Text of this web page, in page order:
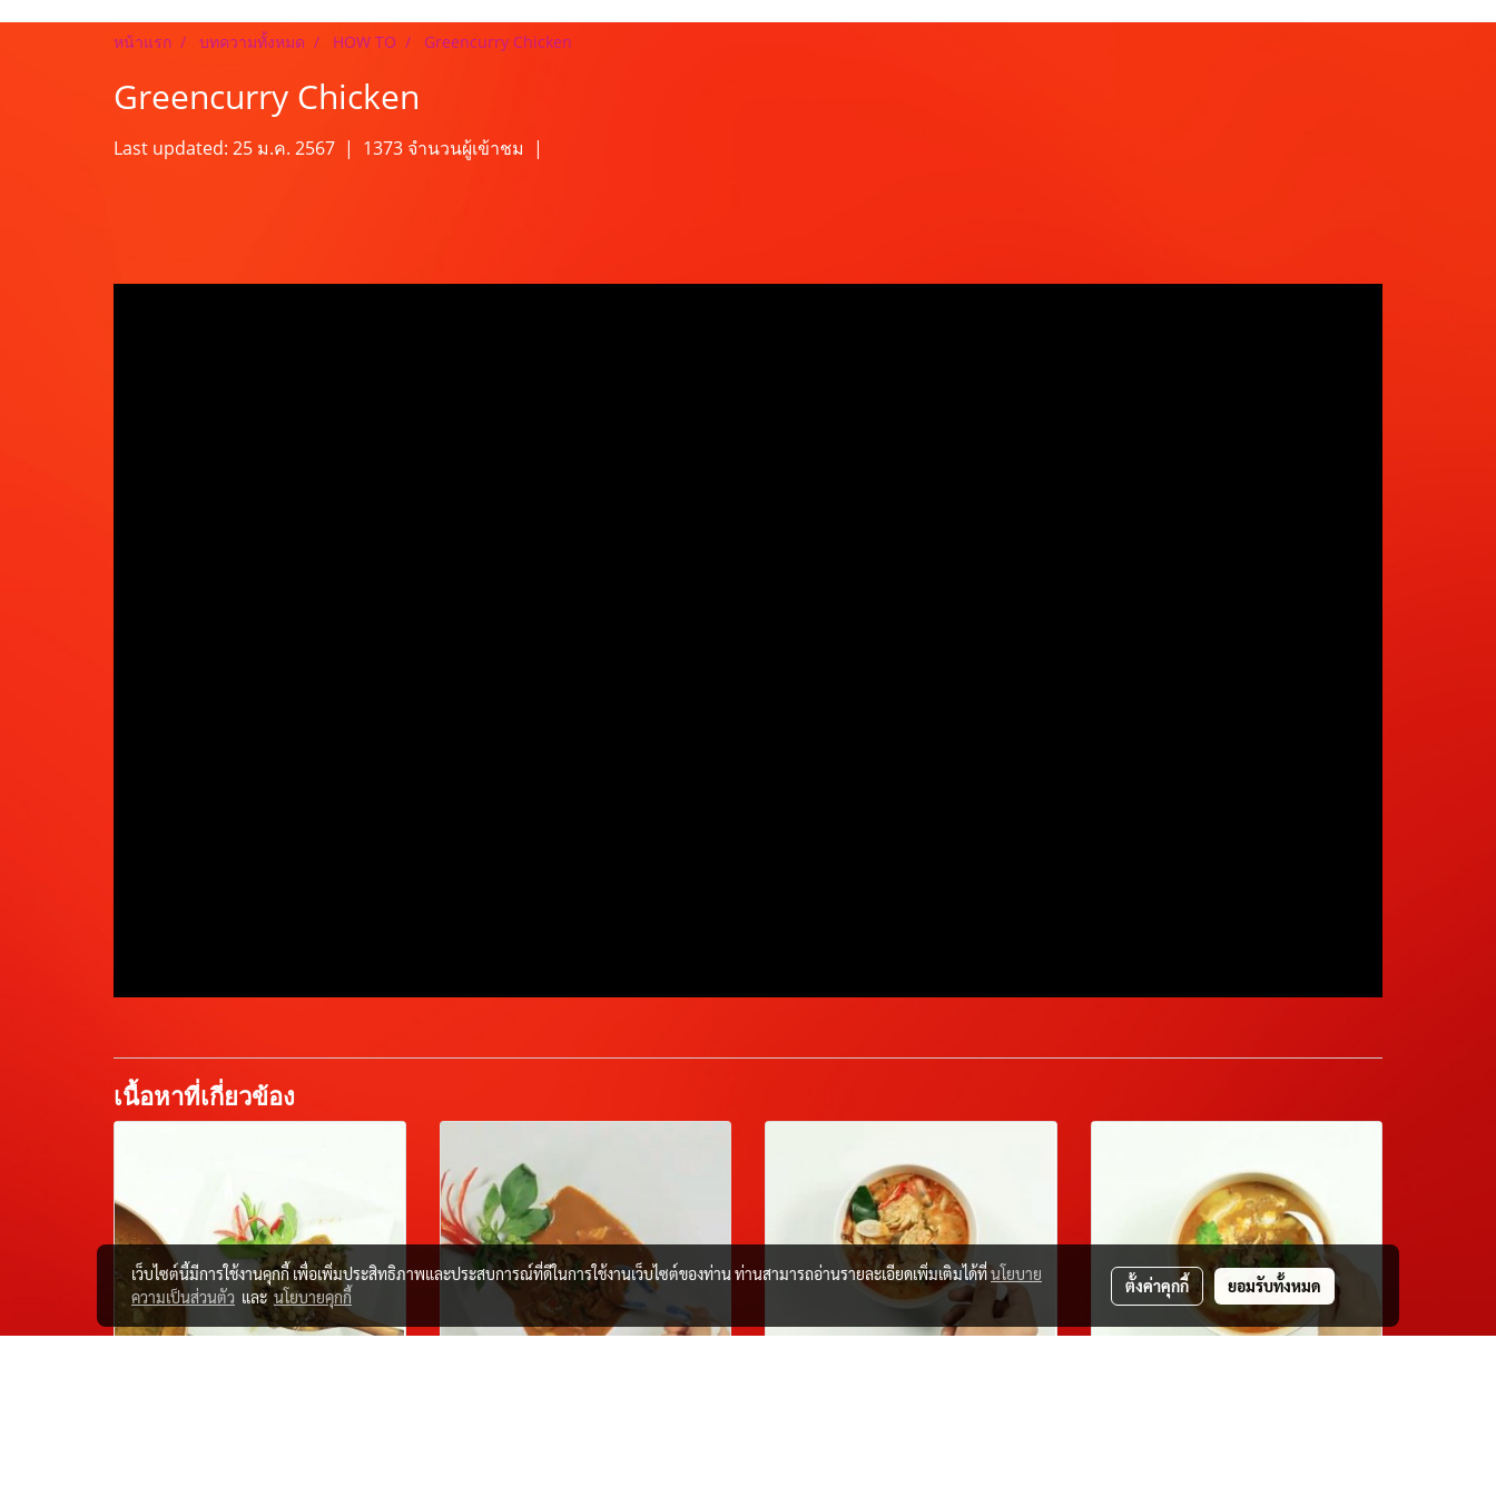
หน้าแรก บทความทั้งหมด HOW TO Greencurry Chicken
Greencurry Chicken
Last updated: 25 ม.ค. 2567 | 1373 จำนวนผู้เข้าชม |
เนื้อหาที่เกี่ยวข้อง
เว็บไซต์นี้มีการใช้งานคุกกี้ เพื่อเพิ่มประสิทธิภาพและประสบการณ์ที่ดีในการใช้งานเว็บไซต์ของท่าน ท่านสามารถอ่านรายละเอียดเพิ่มเติมได้ที่นโยบาย
ความเป็นส่วนตัว และ นโยบายคุกกี้
ตั้งค่าคุกกี้ ยอมรับทั้งหมด